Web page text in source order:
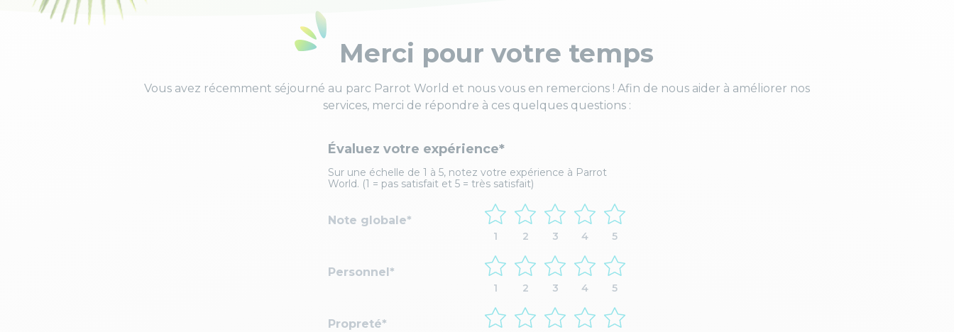
Merci pour votre temps
Vous avez récemment séjourné au parc Parrot World et nous vous en remercions ! Afin de nous aider à améliorer nos
services, merci de répondre à ces quelques questions :
Évaluez votre expérience*
Sur une échelle de 1 à 5, notez votre expérience à Parrot
World. (1 = pas satisfait et 5 = très satisfait)
Note globale
1 2 3 4 5
Personnel
1 2 3 4 5
Propreté